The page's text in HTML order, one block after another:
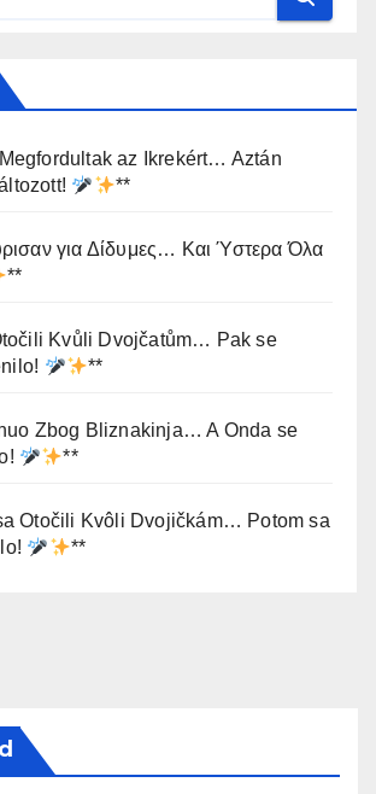
az Ikrekért… Aztán
**
για Δίδυμες… Και Ύστερα Όλα
**
Kvůli Dvojčatům… Pak se
**
Zbog Bliznakinja… A Onda se
**
Otočili Kvôli Dvojičkám… Potom sa
**